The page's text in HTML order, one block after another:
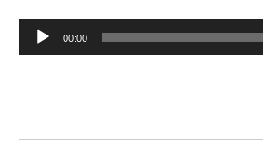
Audio
Player
00:00